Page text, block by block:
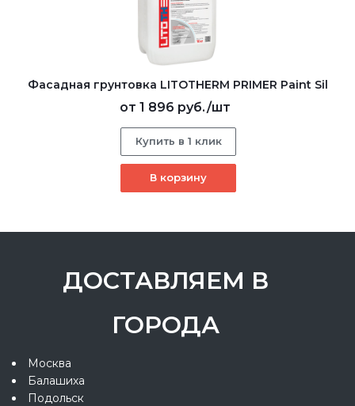
Фасадная грунтовка LITOTHERM PRIMER Paint Sil
от 1 896 руб./шт
Купить в 1 клик
В корзину
ДОСТАВЛЯЕМ В
ГОРОДА
Москва
Балашиха
Подольск